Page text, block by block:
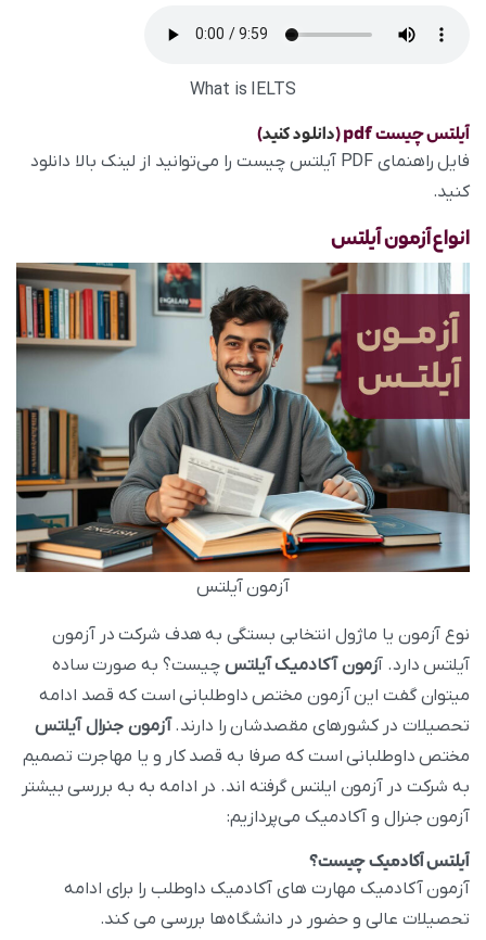
What is IELTS
آیلتس چیست pdf (دانلود کنید)
فایل راهنمای PDF آیلتس چیست را می‌توانید از لینک بالا دانلود
کنید.
انواع آزمون آیلتس
آزمون آیلتس
نوع آزمون یا ماژول انتخابی بستگی به هدف شرکت در آزمون
آیلتس دارد. آزمون آکادمیک آیلتسچیست؟ به صورت ساده
میتوان گفت این آزمون مختص داوطلبانی است که قصد ادامه
تحصیلات در کشورهای مقصدشان را دارند.آزمون جنرال آیلتس
مختص داوطلبانی است که صرفا به قصد کار و یا مهاجرت تصمیم
به شرکت در آزمون ایلتس گرفته‌ اند. در ادامه به به بررسی بیشتر
آزمون جنرال و آکادمیک می‌پردازیم:
آیلتس آکادمیکچیست؟
آزمون آکادمیک مهارت‌ های آکادمیک داوطلب را برای ادامه
تحصیلات عالی و حضور در دانشگاه‌ها بررسی می‌ کند.